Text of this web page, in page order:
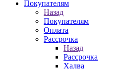
Покупателям
Назад
Покупателям
Оплата
Рассрочка
Назад
Рассрочка
Халва